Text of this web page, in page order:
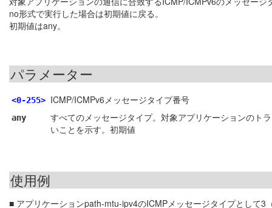
no形式で実行した場合は初期値に戻る。
初期値はany。
パラメーター
<0-255> ICMP/ICMPv6メッセージタイプ番号
any
すべてのメッセージタイプ。対象アプリケーションのト
いことを示す。初期値
使用例
■ アプリケーションpath-mtu-ipv4のICMPメッセージタイプとして